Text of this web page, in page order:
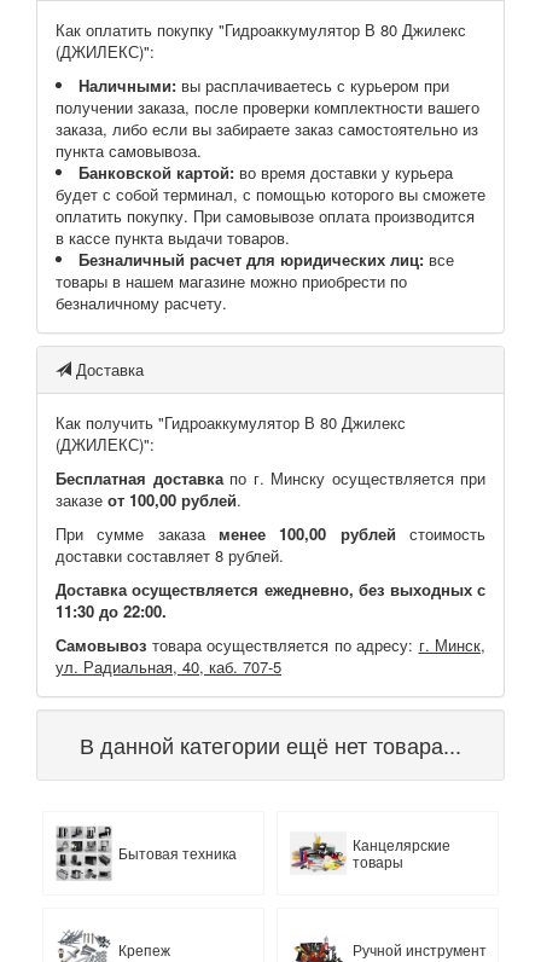
Как оплатить покупку "Гидроаккумулятор В 80 Джилекс
(ДЖИЛЕКС)":
Наличными: вы расплачиваетесь с курьером при
получении заказа, после проверки комплектности вашего
заказа, либо если вы забираете заказ самостоятельно из
пункта самовывоза.
Банковской картой: во время доставки у курьера
будет с собой терминал, с помощью которого вы сможете
оплатить покупку. При самовывозе оплата производится
в кассе пункта выдачи товаров.
Безналичный расчет для юридических лиц: все
товары в нашем магазине можно приобрести по
безналичному расчету.
Доставка
Как получить "Гидроаккумулятор В 80 Джилекс
(ДЖИЛЕКС)":
Бесплатная доставкапо г. Минску осуществляется при
заказе от 100,00 рублей.
При сумме заказа менее 100,00 рублей стоимость
доставки составляет 8 рублей.
Доставка осуществляется ежедневно, без выходных с
11:30 до 22:00.
Самовывоз товара осуществляется по адресу: г. Минск,
ул. Радиальная, 40, каб. 707-5
В данной категории ещё нет товара...
Бытовая техника
Канцелярские
товары
Крепеж Ручной инструмент